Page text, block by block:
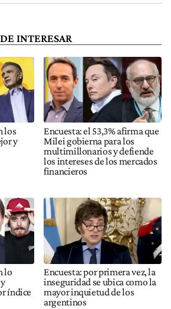
INTERESAR
los
y
Encuesta: el 53,3% afirma que
Milei gobierna para los
multimillonarios y defiende
los intereses de los mercados
financieros
lo
índice
Encuesta: por primera vez, la
inseguridad se ubica como la
mayor inquietud de los
argentinos